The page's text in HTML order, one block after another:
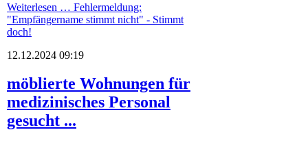
Weiterlesen … Fehlermeldung:
"Empfängername stimmt nicht" - Stimmt
doch!
12.12.2024 09:19
möblierte Wohnungen für
medizinisches Personal
gesucht ...